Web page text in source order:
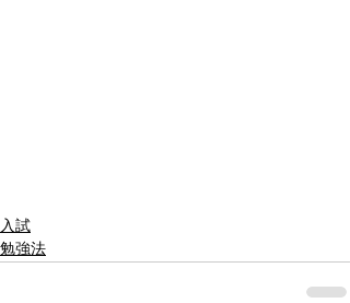
入試
勉強法